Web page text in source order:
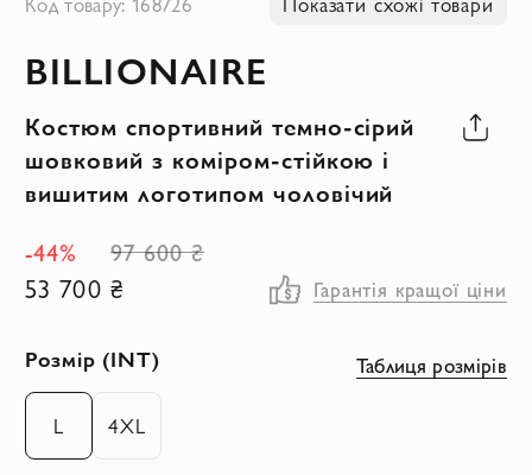
початку
зображень
BILLIONAIRE
Костюм спортивний темно-сірий
шовковий з коміром-стійкою і
вишитим логотипом чоловічий
-44%
97 600 ₴
53 700 ₴ Гарантія кращої ціни
Розмір (INT)
L
4XL
Таблиця розмірів